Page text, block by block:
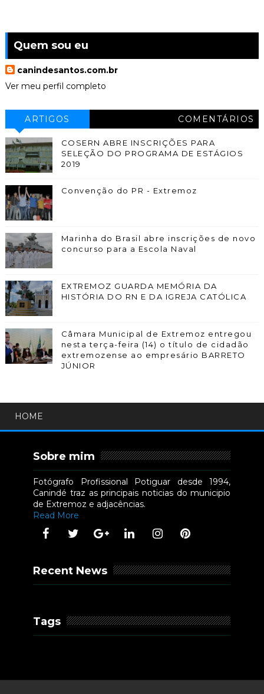
Quem sou eu
canindesantos.com.br
Ver meu perfil completo
ARTIGOS COMENTÁRIOS
COSERN ABRE INSCRIÇÕES PARA
SELEÇÃO DO PROGRAMA DE ESTÁGIOS
2019
Convenção do PR - Extremoz
Marinha do Brasil abre inscrições de novo
concurso para a Escola Naval
EXTREMOZ GUARDA MEMÓRIA DA
HISTÓRIA DO RN E DA IGREJA CATÓLICA
Câmara Municipal de Extremoz entregou
nesta terça-feira (14) o título de cidadão
extremozense ao empresário BARRETO
JÚNIOR
HOME
Sobre mim
Fotógrafo Profissional Potiguar desde 1994,
Canindé traz as principais noticias do municipio
de Extremoz e adjacências.
Read More
Recent News
Tags